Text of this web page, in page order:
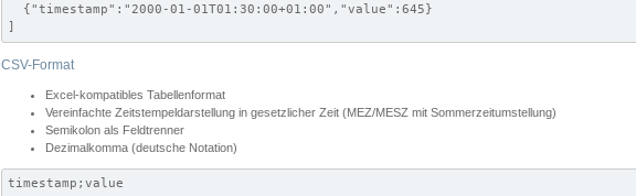
  {"timestamp":"2000-01-01T01:30:00+01:00","value":645}
]
CSV-Format
Excel-kompatibles Tabellenformat
Vereinfachte Zeitstempeldarstellung in gesetzlicher Zeit (MEZ/MESZ mit Sommerzeitumstellung)
Semikolon als Feldtrenner
Dezimalkomma (deutsche Notation)
timestamp;value